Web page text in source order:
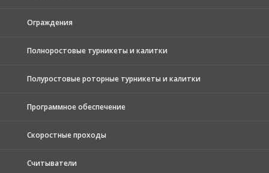
Ограждения
Полноростовые турникеты и калитки
Полуростовые роторные турникеты и калитки
Программное обеспечение
Скоростные проходы
Считыватели